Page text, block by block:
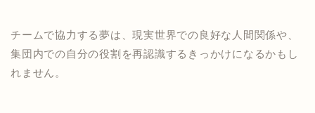
チームで協力する夢は、現実世界での良好な人間関係や、
集団内での自分の役割を再認識するきっかけになるかもし
れません。